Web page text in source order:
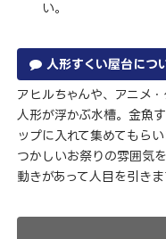
い。
⼈形すくい屋台につ
アヒルちゃんや、アニメ
人形が浮かぶ水槽。金魚
ップに入れて集めてもら
つかしいお祭りの雰囲気
動きがあって人目を引きま